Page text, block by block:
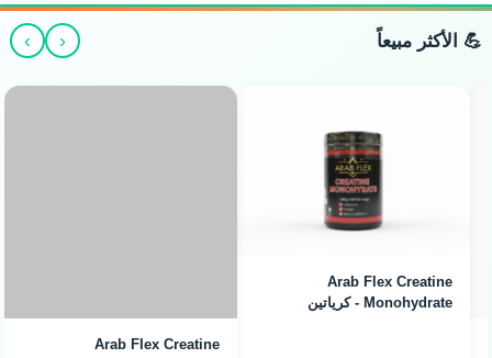
💪 الأكثر مبيعاً ‹
›
Arab Flex Creatine
Monohydrate - كرياتين
مونوهيدرات (240g / 80
Servings)